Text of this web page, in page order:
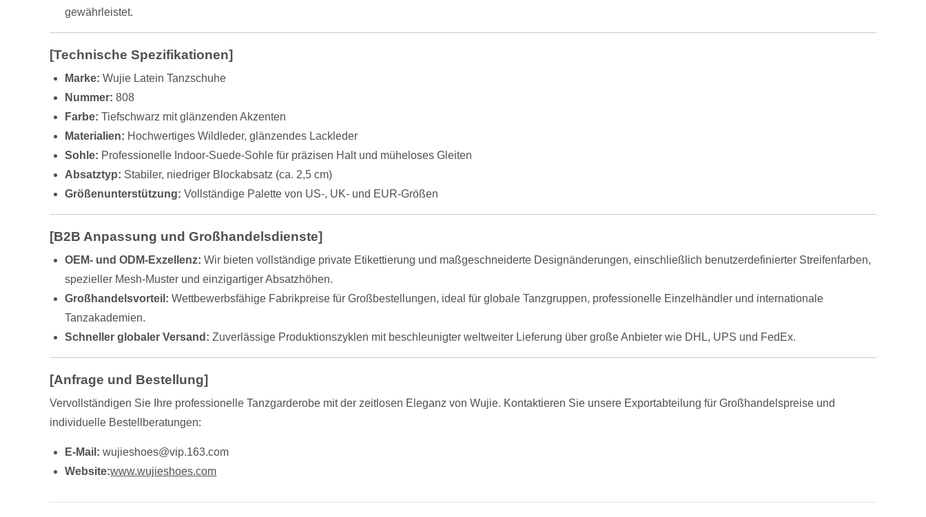
gewährleistet.
[Technische Spezifikationen]
Marke: Wujie Latein Tanzschuhe
Nummer: 808
Farbe: Tiefschwarz mit glänzenden Akzenten
Materialien: Hochwertiges Wildleder, glänzendes Lackleder
Sohle: Professionelle Indoor-Suede-Sohle für präzisen Halt und müheloses Gleiten
Absatztyp: Stabiler, niedriger Blockabsatz (ca. 2,5 cm)
Größenunterstützung: Vollständige Palette von US-, UK- und EUR-Größen
[B2B Anpassung und Großhandelsdienste]
OEM- und ODM-Exzellenz: Wir bieten vollständige private Etikettierung und maßgeschneiderte Designänderungen, einschließlich benutzerdefinierter Streifenfarben,
spezieller Mesh-Muster und einzigartiger Absatzhöhen.
Großhandelsvorteil: Wettbewerbsfähige Fabrikpreise für Großbestellungen, ideal für globale Tanzgruppen, professionelle Einzelhändler und internationale
Tanzakademien.
Schneller globaler Versand: Zuverlässige Produktionszyklen mit beschleunigter weltweiter Lieferung über große Anbieter wie DHL, UPS und FedEx.
[Anfrage und Bestellung]
Vervollständigen Sie Ihre professionelle Tanzgarderobe mit der zeitlosen Eleganz von Wujie. Kontaktieren Sie unsere Exportabteilung für Großhandelspreise und
individuelle Bestellberatungen:
E-Mail: wujieshoes@vip.163.com
Website:www.wujieshoes.com